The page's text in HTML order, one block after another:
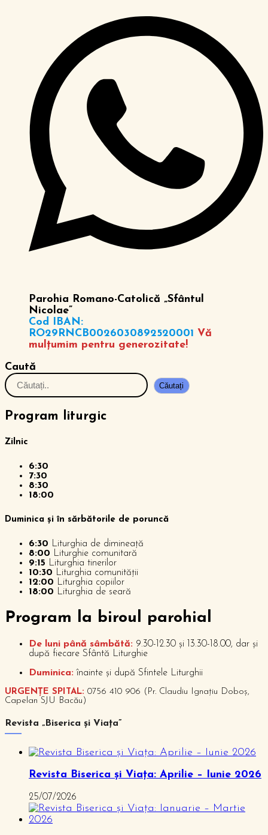
Parohia Romano-Catolică „Sfântul
Nicolae”
Cod IBAN:
RO29RNCB0026030892520001 Vă
mulțumim pentru generozitate!
Caută
Căutați
Program liturgic
Zilnic
6:30
7:30
8:30
18:00
Duminica și în sărbătorile de poruncă
6:30 Liturghia de dimineață
8:00 Liturghie comunitară
9:15 Liturghia tinerilor
10:30 Liturghia comunității
12:00 Liturghia copiilor
18:00 Liturghia de seară
Program la biroul parohial
De luni până sâmbătă: 9.30-12.30 și 13.30-18.00, dar și
după fiecare Sfântă Liturghie
Duminica: înainte și după Sfintele Liturghii
URGENȚE SPITAL: 0756 410 906 (Pr. Claudiu Ignațiu Doboș,
Capelan SJU Bacău)
Revista „Biserica și Viața”
Revista Biserica și Viața: Aprilie – Iunie 2026
25/07/2026